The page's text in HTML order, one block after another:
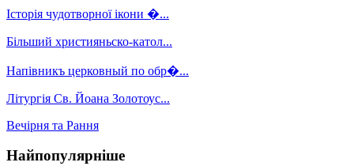
Історія чудотворної ікони �...
Більший християньско-катол...
Напівникъ церковный по обр�...
Літургія Св. Йоана Золотоус...
Вечірня та Рання
Найпопулярніше